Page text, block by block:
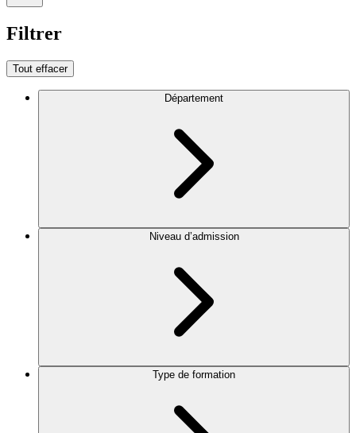
Filtrer
Tout effacer
Département
Niveau d’admission
Type de formation